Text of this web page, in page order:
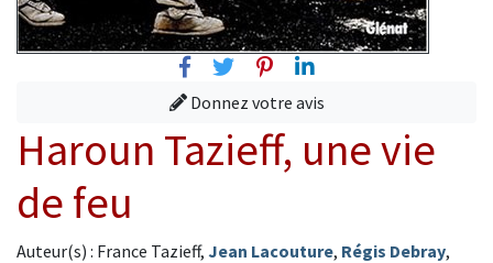
FacebookTwitterPinterest
Linkedin
Donnez votre avis
Haroun Tazieff, une vie
de feu
Auteur(s) : France Tazieff, Jean Lacouture, Régis Debray,